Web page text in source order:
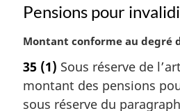
Pensions pour
N
t
e
m
Montant conforme au degré
35 (1) Sous réserve de
montant des pensions
sous réserve du